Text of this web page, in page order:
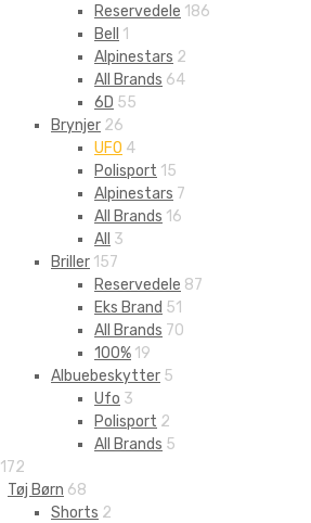
Reservedele 186
Bell
1
Alpinestars 2
All Brands 64
6D 55
Brynjer 26
UFO 4
Polisport 15
Alpinestars 7
All Brands 16
All 3
Briller 157
Reservedele 87
Eks Brand 51
All Brands 70
100% 19
Albuebeskytter 5
Ufo 3
Polisport 2
All Brands 5
172
Tøj Børn 68
Shorts 2